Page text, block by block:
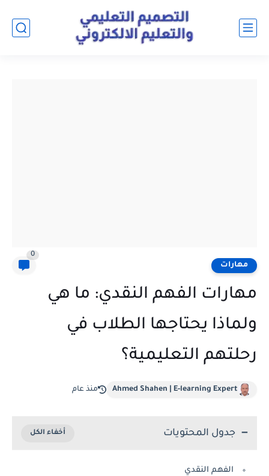
مهارات
0
مهارات الفهم النقدي: ما هي
ولماذا يحتاجها الطلاب في
رحلتهم التعليمية؟
Ahmed Shahen | E-learning Expert منذ عام
جدول المحتويات
الفهم النقدي